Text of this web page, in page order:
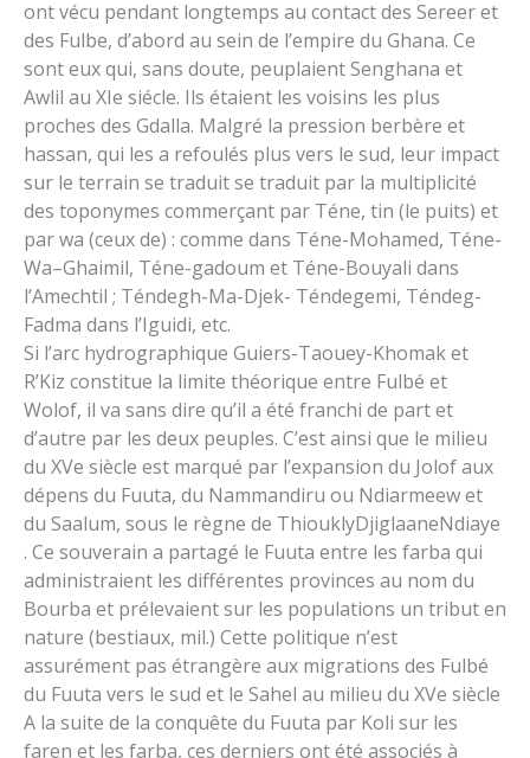
ont vécu pendant longtemps au contact des Sereer et
des Fulbe, d’abord au sein de l’empire du Ghana. Ce
sont eux qui, sans doute, peuplaient Senghana et
Awlil au XIe siécle. Ils étaient les voisins les plus
proches des Gdalla. Malgré la pression berbère et
hassan, qui les a refoulés plus vers le sud, leur impact
sur le terrain se traduit se traduit par la multiplicité
des toponymes commerçant par Téne, tin (le puits) et
par wa (ceux de) : comme dans Téne-Mohamed, Téne-
Wa–Ghaimil, Téne-gadoum et Téne-Bouyali dans
l’Amechtil ; Téndegh-Ma-Djek- Téndegemi, Téndeg-
Fadma dans l’Iguidi, etc.
Si l’arc hydrographique Guiers-Taouey-Khomak et
R’Kiz constitue la limite théorique entre Fulbé et
Wolof, il va sans dire qu’il a été franchi de part et
d’autre par les deux peuples. C’est ainsi que le milieu
du XVe siècle est marqué par l’expansion du Jolof aux
dépens du Fuuta, du Nammandiru ou Ndiarmeew et
du Saalum, sous le règne de ThiouklyDjiglaaneNdiaye
. Ce souverain a partagé le Fuuta entre les farba qui
administraient les différentes provinces au nom du
Bourba et prélevaient sur les populations un tribut en
nature (bestiaux, mil.) Cette politique n’est
assurément pas étrangère aux migrations des Fulbé
du Fuuta vers le sud et le Sahel au milieu du XVe siècle
A la suite de la conquête du Fuuta par Koli sur les
faren et les farba, ces derniers ont été associés à